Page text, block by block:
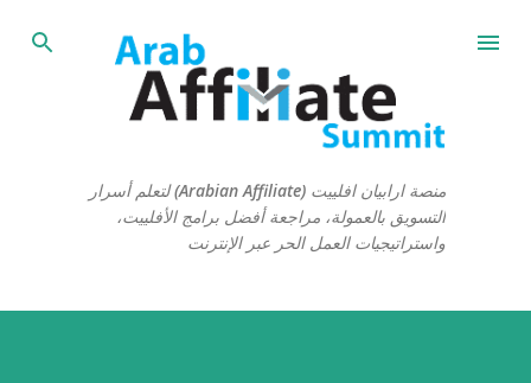
التخطي إلى المحتوى الرئيسي
منصة ارابيان افلييت (Arabian Affiliate) لتعلم أسرار
التسويق بالعمولة، مراجعة أفضل برامج الأفلييت،
واستراتيجيات العمل الحر عبر الإنترنت